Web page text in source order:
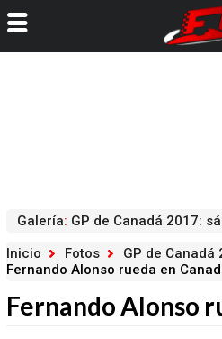
Galería: GP de Canadá 2017:
Inicio
Fotos
GP de Canadá
Fernando Alonso rueda en
Fernando Alonso